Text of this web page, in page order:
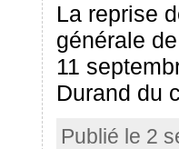
La reprise
générale
11
Durand du
Publié le 2